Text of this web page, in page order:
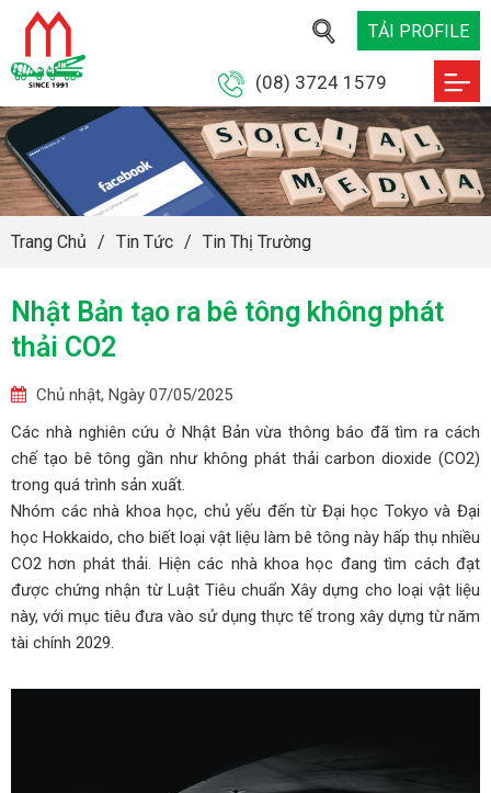
(08) 3724 1579
TẢI PROFILE
Trang Chủ / Tin Tức / Tin Thị Trường
Nhật Bản tạo ra bê tông không phát
thải CO2
Chủ nhật, Ngày 07/05/2025
Các nhà nghiên cứu ở Nhật Bản vừa thông báo đã tìm ra cách
chế tạo bê tông gần như không phát thải carbon dioxide (CO2)
trong quá trình sản xuất.
Nhóm các nhà khoa học, chủ yếu đến từ Đại học Tokyo và Đại
học Hokkaido, cho biết loại vật liệu làm bê tông này hấp thụ nhiều
CO2 hơn phát thải. Hiện các nhà khoa học đang tìm cách đạt
được chứng nhận từ Luật Tiêu chuẩn Xây dựng cho loại vật liệu
này, với mục tiêu đưa vào sử dụng thực tế trong xây dựng từ năm
tài chính 2029.